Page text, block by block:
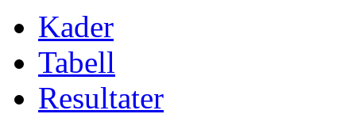
Kader
Tabell
Resultater